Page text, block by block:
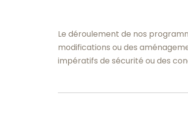
Le déroulement de nos
modifications ou des
impératifs de sécurité ou des